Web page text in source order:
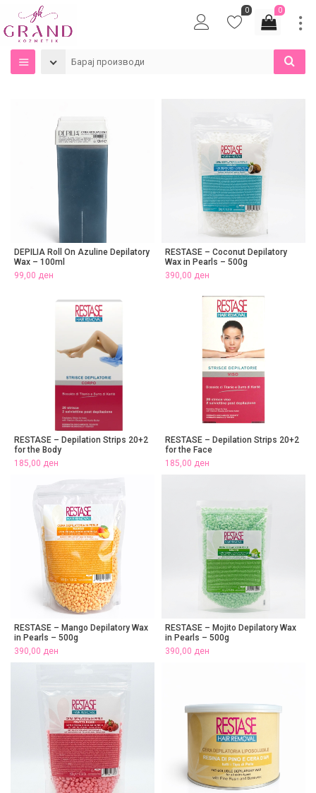
0
0
DEPILIA Roll On Azuline Depilatory
Wax – 100ml
99,00 ден
RESTASE – Coconut Depilatory
Wax in Pearls – 500g
390,00 ден
RESTASE – Depilation Strips 20+2
for the Body
185,00 ден
RESTASE – Depilation Strips 20+2
for the Face
185,00 ден
RESTASE – Mango Depilatory Wax
in Pearls – 500g
390,00 ден
RESTASE – Mojito Depilatory Wax
in Pearls – 500g
390,00 ден